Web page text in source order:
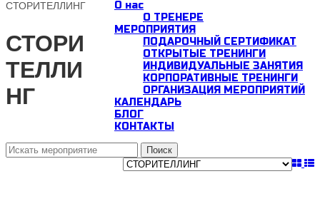
О нас
О ТРЕНЕРЕ
МЕРОПРИЯТИЯ
ПОДАРОЧНЫЙ СЕРТИФИКАТ
ОТКРЫТЫЕ ТРЕНИНГИ
ИНДИВИДУАЛЬНЫЕ ЗАНЯТИЯ
КОРПОРАТИВНЫЕ ТРЕНИНГИ
ОРГАНИЗАЦИЯ МЕРОПРИЯТИЙ
КАЛЕНДАРЬ
БЛОГ
КОНТАКТЫ
СТОРИТЕЛЛИНГ
СТОРИ
ТЕЛЛИ
НГ
Поиск
для: